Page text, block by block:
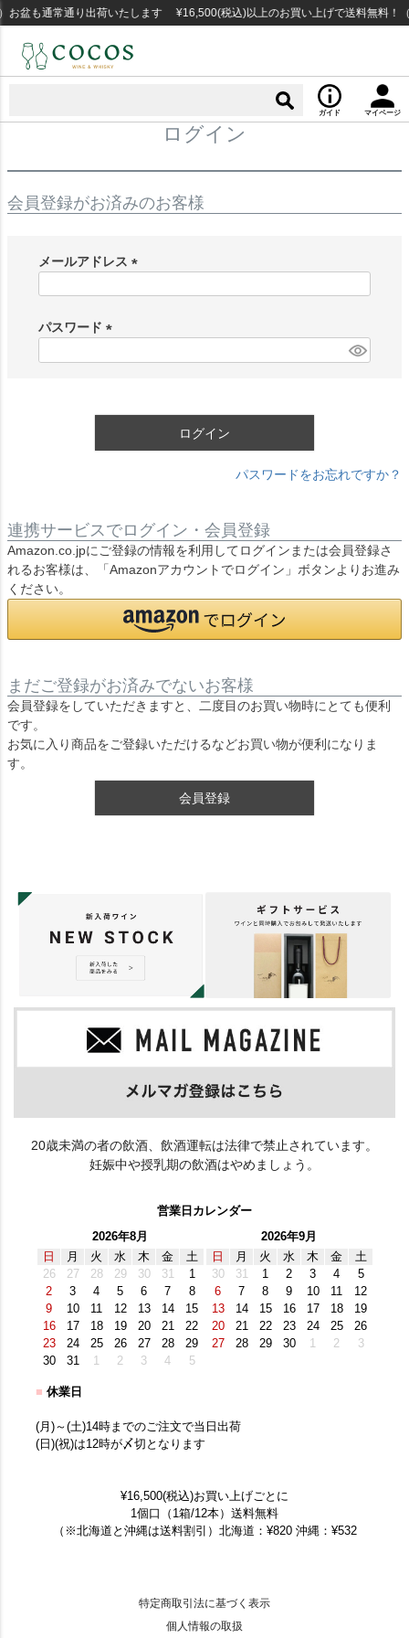
盆も通常通り出荷いたします ¥16,500(税込)以上のお買い上げで送料無料！（
ガイド マイページ
ログイン
会員登録がお済みのお客様
メールアドレス
)
パスワード
ログイン
パスワードをお忘れですか？
連携サービスでログイン・会員登録
Amazon.co.jpにご登録の情報を利用してログインまたは会員登録さ
れるお客様は、「Amazonアカウントでログイン」ボタンよりお進み
ください。
まだご登録がお済みでないお客様
会員登録をしていただきますと、二度目のお買い物時にとても便利
です。
お気に入り商品をご登録いただけるなどお買い物が便利になりま
す。
会員登録
20歳未満の者の飲酒、飲酒運転は法律で禁止されています。
妊娠中や授乳期の飲酒はやめましょう。
営業日カレンダー
2026年8月
日
月 火 水 木 金
土
26
27 28 29 30 31
1
2
3 4 5 6 7
8
9
10 11 12 13 14
15
16
17 18 19 20 21
22
23
24 25 26 27 28
29
30
31 1 2 3 4 5
2026年9月
日
月 火 水 木 金
土
30
31 1 2 3 4
5
6
7 8 9 10 11
12
13
14 15 16 17 18
19
20
21 22 23 24 25
26
27
28 29 30 1 2 3
■ 休業日
(月)～(土)14時までのご注文で当日出荷
(日)(祝)は12時が〆切となります
¥16,500(税込)お買い上げごとに
1個口（1箱/12本）送料無料
（※北海道と沖縄は送料割引）北海道：¥820 沖縄：¥532
特定商取引法に基づく表示
個人情報の取扱